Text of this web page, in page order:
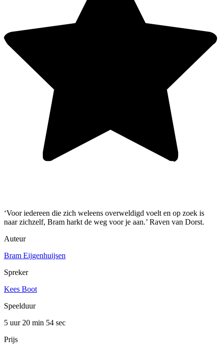
‘Voor iedereen die zich weleens overweldigd voelt en op zoek is
naar zichzelf, Bram harkt de weg voor je aan.’ Raven van Dorst.
Auteur
Bram Eijgenhuijsen
Spreker
Kees Boot
Speelduur
5 uur 20 min 54 sec
Prijs